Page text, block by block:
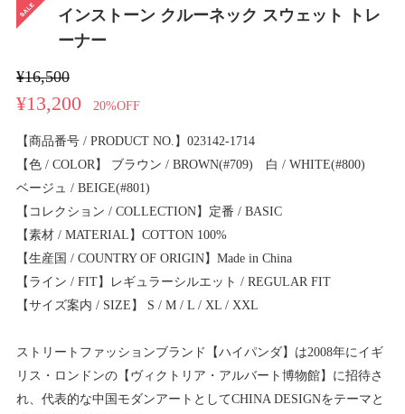
インストーン クルーネック スウェット トレ
ーナー
¥16,500
¥13,200 20%OFF
【商品番号 / PRODUCT NO.】023142-1714
【色 / COLOR】 ブラウン / BROWN(#709) 白 / WHITE(#800)
ベージュ / BEIGE(#801)
【コレクション / COLLECTION】定番 / BASIC
【素材 / MATERIAL】COTTON 100%
【生産国 / COUNTRY OF ORIGIN】Made in China
【ライン / FIT】レギュラーシルエット / REGULAR FIT
【サイズ案内 / SIZE】 S / M / L / XL / XXL
ストリートファッションブランド【ハイパンダ】は2008年にイギ
リス・ロンドンの【ヴィクトリア・アルバート博物館】に招待さ
れ、代表的な中国モダンアートとしてCHINA DESIGNをテーマと